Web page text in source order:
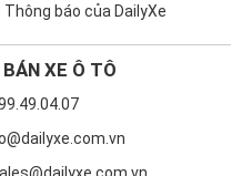
Thông báo của DailyXe
XE Ô TÔ